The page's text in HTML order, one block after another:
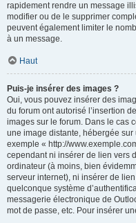
rapidement rendre un message
modifier ou de le supprimer
peuvent également limiter le
à un message.
Haut
Puis-je insérer des images ?
Oui, vous pouvez insérer des
du forum ont autorisé l’insertion
images sur le forum. Dans le cas
une image distante, hébergée
exemple « http://
cependant ni insérer de lien vers
ordinateur (à moins, bien
serveur internet), ni insérer de
quelconque système
messagerie électronique de
mot de passe, etc. Pour insérer